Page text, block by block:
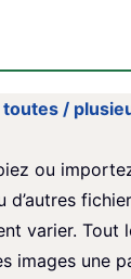
/
ou
d’autres
varier. Tout
images une